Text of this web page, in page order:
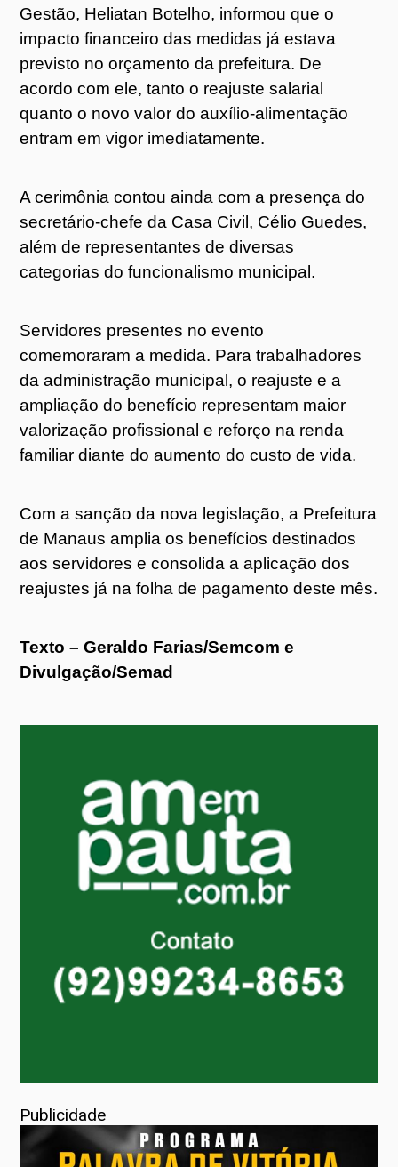
Gestão, Heliatan Botelho, informou que o
impacto financeiro das medidas já estava
previsto no orçamento da prefeitura. De
acordo com ele, tanto o reajuste salarial
quanto o novo valor do auxílio-alimentação
entram em vigor imediatamente.
A cerimônia contou ainda com a presença do
secretário-chefe da Casa Civil, Célio Guedes,
além de representantes de diversas
categorias do funcionalismo municipal.
Servidores presentes no evento
comemoraram a medida. Para trabalhadores
da administração municipal, o reajuste e a
ampliação do benefício representam maior
valorização profissional e reforço na renda
familiar diante do aumento do custo de vida.
Com a sanção da nova legislação, a Prefeitura
de Manaus amplia os benefícios destinados
aos servidores e consolida a aplicação dos
reajustes já na folha de pagamento deste mês.
Texto – Geraldo Farias/Semcom e
Divulgação/Semad
Publicidade